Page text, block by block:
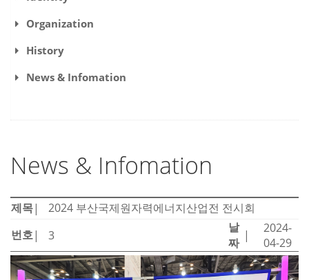
Organization
History
News & Infomation
News & Infomation
제목 |
2024 부산국제원자력에너지산업전 전시회
번호 | 3
날
짜 |
2024-
04-29